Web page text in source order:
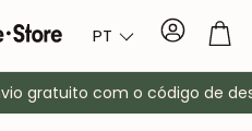
PT Conta
gratuito com o código de